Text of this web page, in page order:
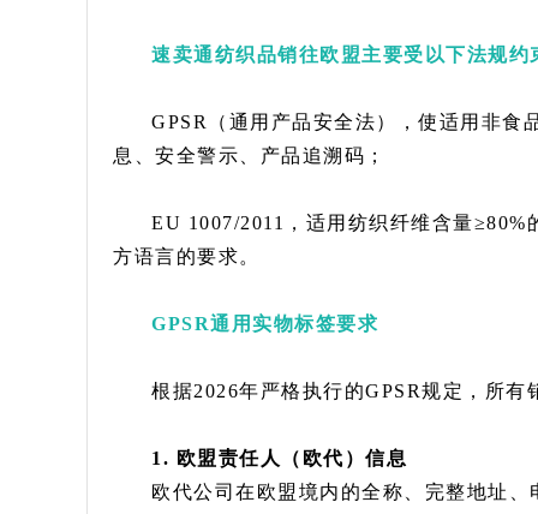
速卖通纺织品销往欧盟主要受以下法规约
GPSR（通用产品安全法），使适用非食
息、安全警示、产品追溯码；
EU 1007/2011，适用纺织纤维含量
方语言的要求。
GPSR通用实物标签要求
根据2026年严格执行的GPSR规定，所
1. 欧盟责任人（欧代）信息
欧代公司在欧盟境内的全称、完整地址、